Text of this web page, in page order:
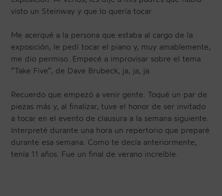
visto un Steinway y que lo quería tocar.
Me acerqué a la persona que estaba al cargo de la
exposición, le pedí tocar el piano y, muy amablemente,
me dio permiso. Empecé a improvisar sobre el tema
“Take Five”, de Dave Brubeck, ja, ja, ja.
Recuerdo que empezó a venir gente. Toqué un par de
piezas más y, al finalizar, tuve el honor de ser invitado
a tocar en el evento de clausura a la semana siguiente.
Interpreté durante una hora un repertorio que preparé
durante esa semana. Como te decía anteriormente,
tenía 11 años. Fue un final de verano increíble.